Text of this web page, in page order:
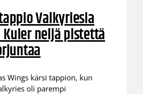
Valkyriesia
neljä pistettä
Wings kärsi tappion, kun
oli parempi